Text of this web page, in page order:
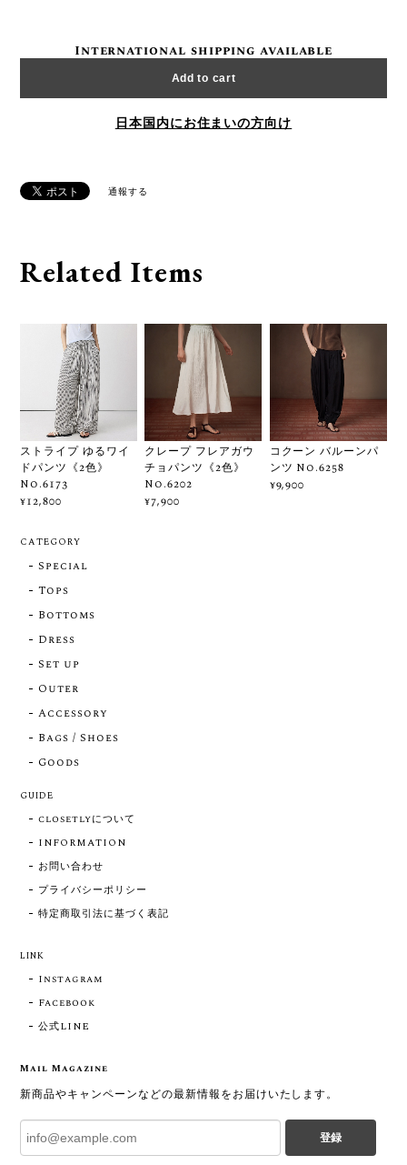
International shipping available
Add to cart
日本国内にお住まいの方向け
通報する
Related Items
ストライプ ゆるワイ
ドパンツ《2色》
No.6173
¥12,800
クレープ フレアガウ
チョパンツ《2色》
No.6202
¥7,900
コクーン バルーンパ
ンツ No.6258
¥9,900
CATEGORY
Special
Tops
Bottoms
Dress
Set up
Outer
Accessory
Bags / Shoes
Goods
GUIDE
closetlyについて
INFORMATION
お問い合わせ
プライバシーポリシー
特定商取引法に基づく表記
LINK
Instagram
Facebook
公式LINE
Mail Magazine
新商品やキャンペーンなどの最新情報をお届けいたします。
登録